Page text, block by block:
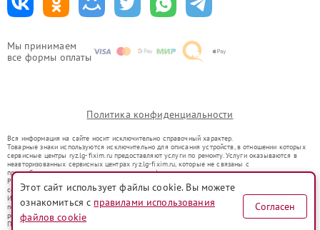
Мы принимаем
все формы оплаты
Политика конфиденциальности
Вся информация на сайте носит исключительно справочный характер.
Товарные знаки используются исключительно для описания устройств, в отношении которых
сервисные центры ryz.lg-fixim.ru предоставляют услуги по ремонту. Услуги оказываются в
неавторизованных сервисных центрах ryz.lg-fixim.ru, которые не связаны с
правообладателями товарных знаков или их официальными представителями.
Ремонт осуществляется для устройств, уже введенных в гражданский оборот в соответствии
со статьей 1487 ГК РФ.
Использование товарных знаков не преследует цели индивидуализации услуг или введения
потребителей в заблуждение, а служит для информирования о предоставляемых услугах по
ремонту техники указанных брендов.
Представленная на сайте информация не является публичной офертой, определяемой
Этот сайт использует файлы cookie. Вы можете
ознакомиться с правилами использования
файлов cookie
Согласен